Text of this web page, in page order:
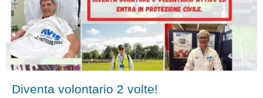
Diventa volontario 2 volte!